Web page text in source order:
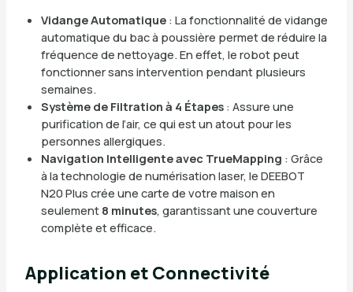
Vidange Automatique: La fonctionnalité de vidange
automatique du bac à poussière permet de réduire la
fréquence de nettoyage. En effet, le robot peut
fonctionner sans intervention pendant plusieurs
semaines.
Système de Filtration à 4 Étapes: Assure une
purification de l’air, ce qui est un atout pour les
personnes allergiques.
Navigation Intelligente avec TrueMapping : Grâce
à la technologie de numérisation laser, le DEEBOT
N20 Plus crée une carte de votre maison en
seulement 8 minutes, garantissant une couverture
complète et efficace.
Application et Connectivité